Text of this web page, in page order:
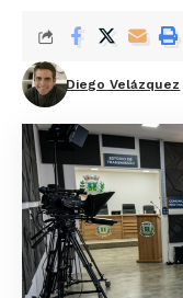
Diego Velázquez